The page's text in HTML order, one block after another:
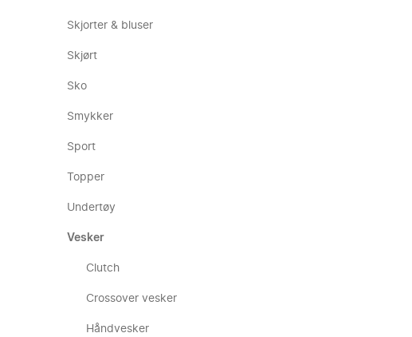
Skjorter & bluser
Skjørt
Sko
Smykker
Sport
Topper
Undertøy
Vesker
Clutch
Crossover vesker
Håndvesker